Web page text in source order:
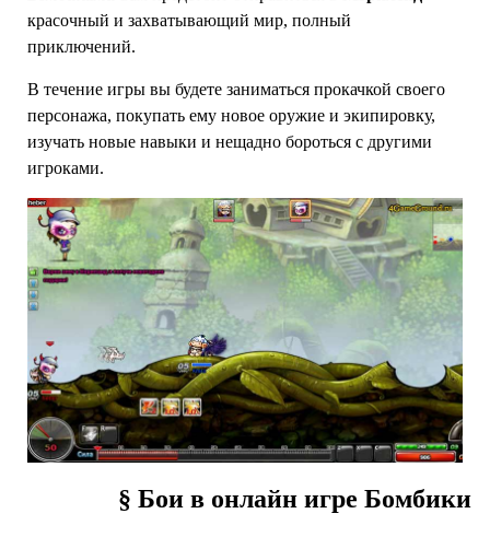
красочный и захватывающий мир, полный
приключений.
В течение игры вы будете заниматься прокачкой своего
персонажа, покупать ему новое оружие и экипировку,
изучать новые навыки и нещадно бороться с другими
игроками.
§ Бои в онлайн игре Бомбики